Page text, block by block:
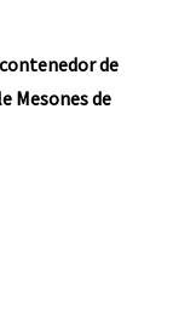
de
Mesones de